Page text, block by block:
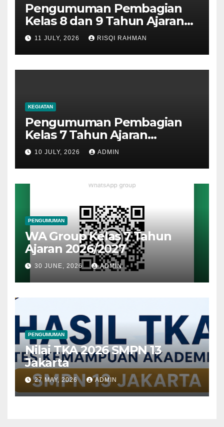
Pengumuman Pembagian
Kelas 8 dan 9 Tahun Ajaran
2026-2027
11 JULY, 2026 RISQI RAHMAN
KEGIATAN
Pengumuman Pembagian
Kelas 7 Tahun Ajaran
2026/2027
10 JULY, 2026 ADMIN
PENGUMUMAN
WA Group Kelas 7 Tahun
Ajaran 2026/2027
30 JUNE, 2026 ADMIN
PENGUMUMAN
Nilai TKA 2026 SMPN 13
Jakarta
27 MAY, 2026 ADMIN